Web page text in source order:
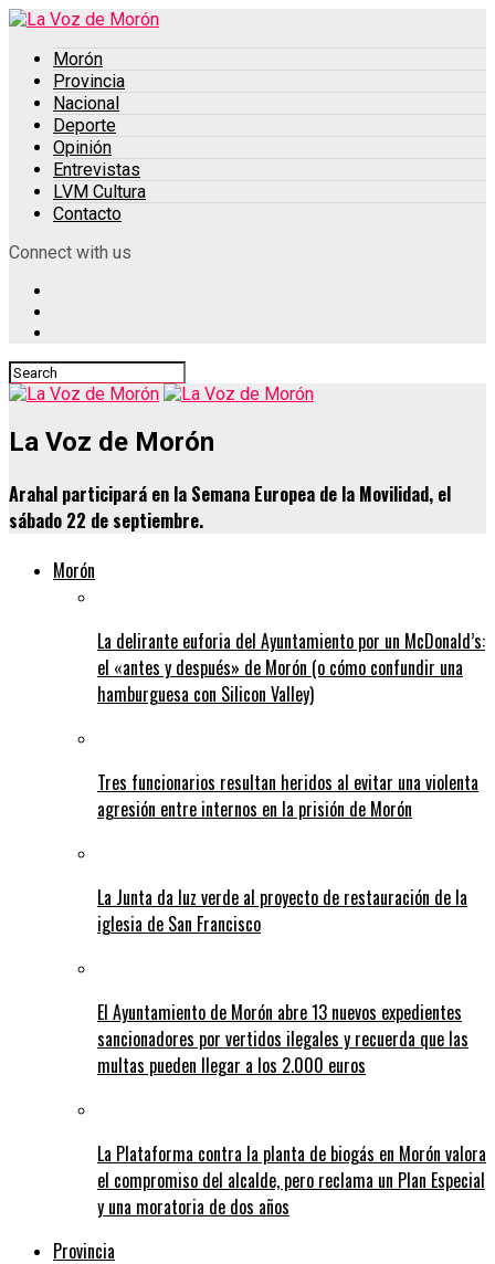
Morón
Provincia
Nacional
Deporte
Opinión
Entrevistas
LVM Cultura
Contacto
Connect with us
La Voz de Morón
Arahal participará en la Semana Europea de la Movilidad, el
sábado 22 de septiembre.
Morón
La delirante euforia del Ayuntamiento por un McDonald’s:
el «antes y después» de Morón (o cómo confundir una
hamburguesa con Silicon Valley)
Tres funcionarios resultan heridos al evitar una violenta
agresión entre internos en la prisión de Morón
La Junta da luz verde al proyecto de restauración de la
iglesia de San Francisco
El Ayuntamiento de Morón abre 13 nuevos expedientes
sancionadores por vertidos ilegales y recuerda que las
multas pueden llegar a los 2.000 euros
La Plataforma contra la planta de biogás en Morón valora
el compromiso del alcalde, pero reclama un Plan Especial
y una moratoria de dos años
Provincia